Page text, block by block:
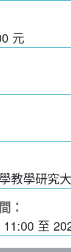
元
教學研究
：
至